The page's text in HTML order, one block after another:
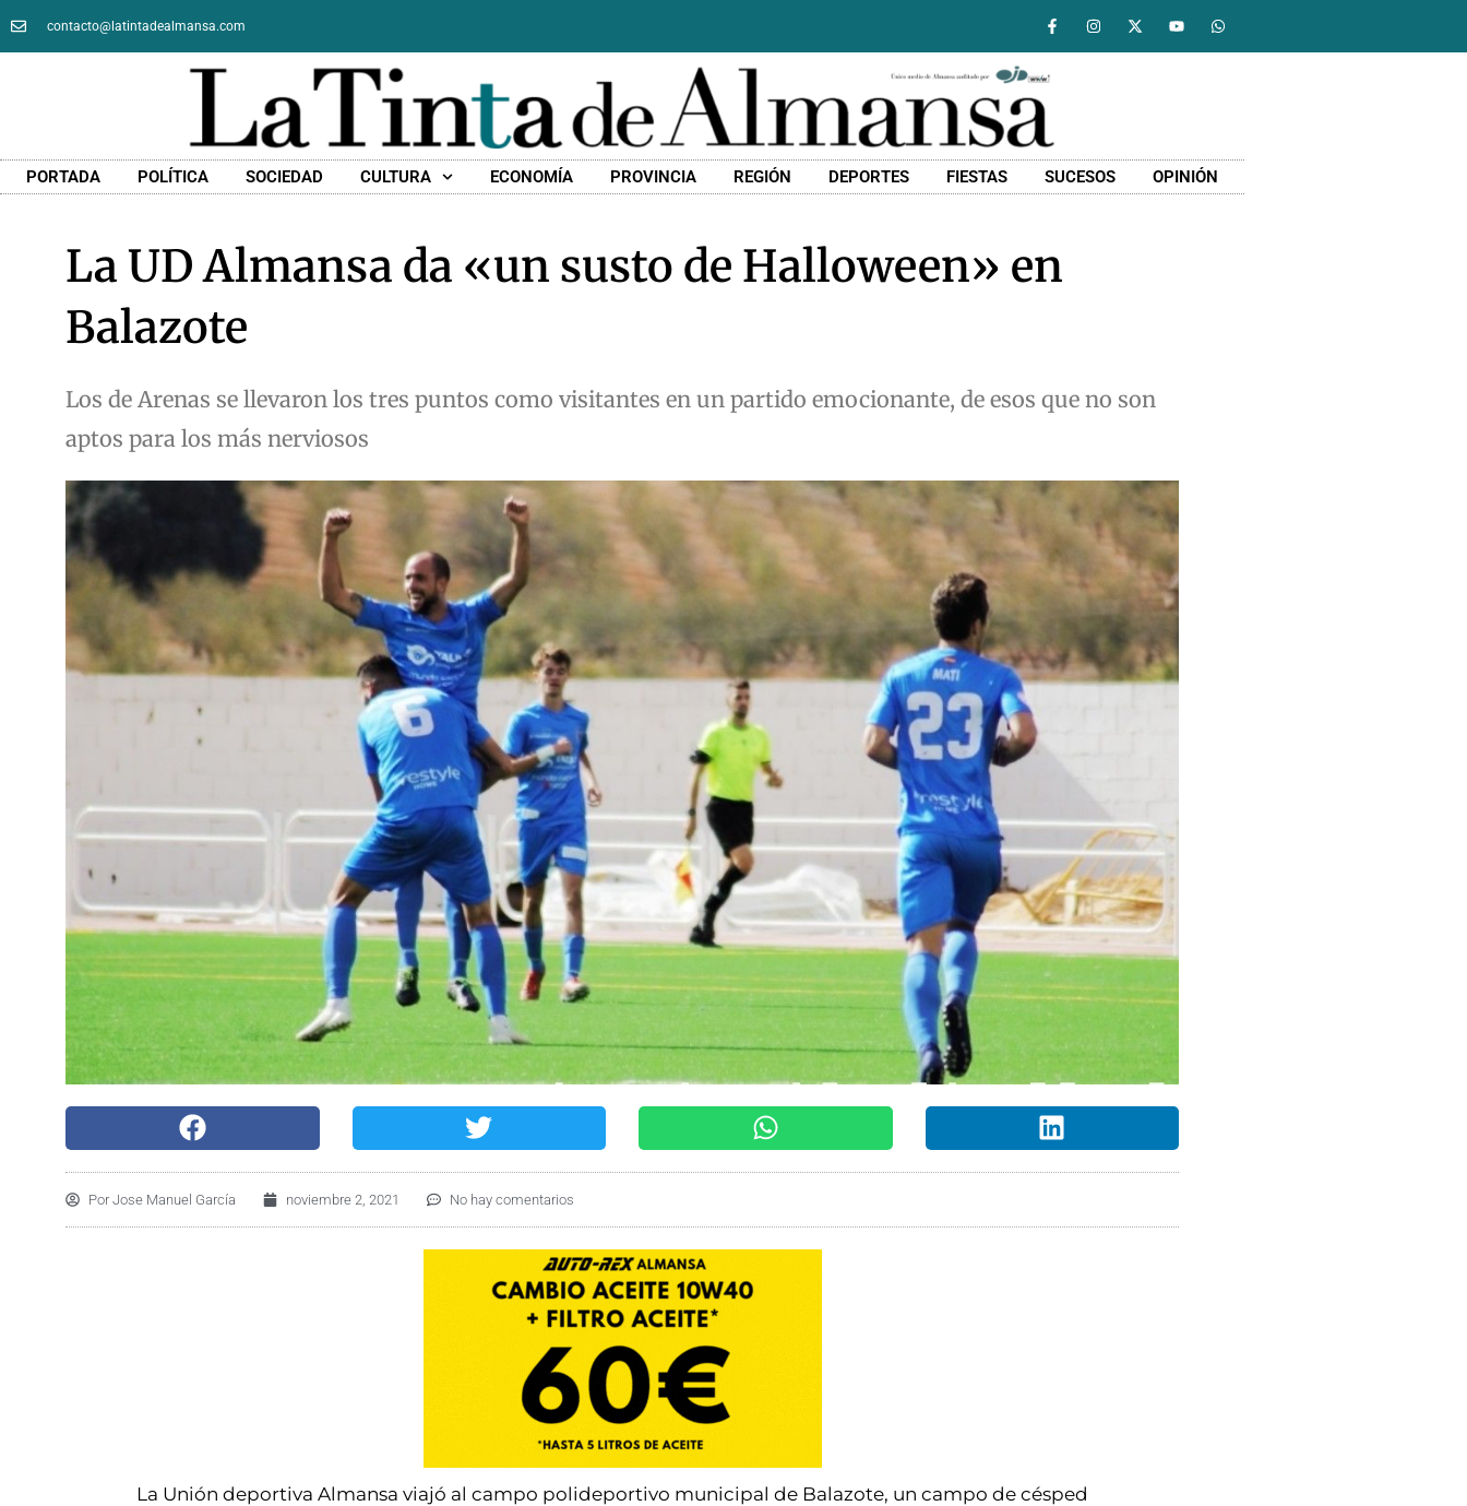
contacto@latintadealmansa.com
PORTADA POLÍTICA SOCIEDAD CULTURA ECONOMÍA PROVINCIA REGIÓN DEPORTES FIESTAS SUCESOS OPINIÓN
La UD Almansa da «un susto de Halloween» en
Balazote
Los de Arenas se llevaron los tres puntos como visitantes en un partido emocionante, de esos que no son
aptos para los más nerviosos
Por Jose Manuel García noviembre 2, 2021 No hay comentarios
La Unión deportiva Almansa viajó al campo polideportivo municipal de Balazote, un campo de césped